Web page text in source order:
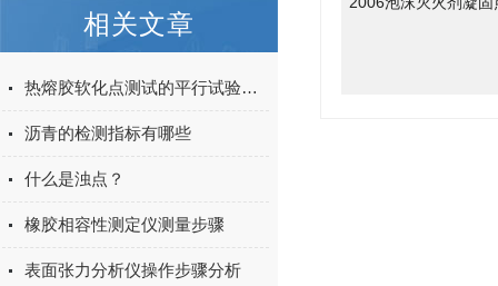
相关文章
热熔胶软化点测试的平行试验结果偏差大是什么原因？
沥青的检测指标有哪些
什么是浊点？
橡胶相容性测定仪测量步骤
表面张力分析仪操作步骤分析